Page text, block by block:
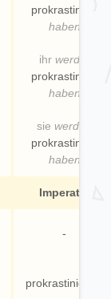
prokrastinier
haben
ihr werdet
prokrastinier
haben
sie werden
prokrastinier
haben
Imperativ
-
prokrastinier